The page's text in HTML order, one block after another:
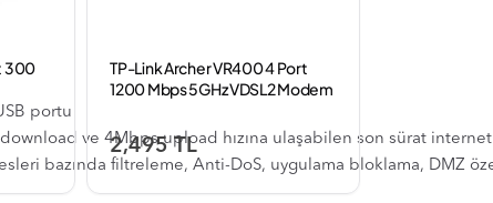
portu
ve 4Mbps upload hızına ulaşabilen son sürat internet
bazında filtreleme, Anti-DoS, uygulama bloklama, DMZ
300
TP-Link Archer VR400 4 Port
1200 Mbps 5GHz VDSL2 Modem
2,495 TL